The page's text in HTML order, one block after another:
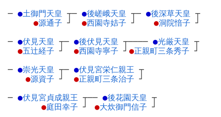
─ ●土御門天皇 ┬
●源通子 ┘
─ ●後嵯峨天皇 ┬
●西園寺姞子 ┘
─ ●後深草天皇 ┬
●洞院愔子 ┘
─ ●伏見天皇 ┬
●五辻経子 ┘
─ ●後伏見天皇 ┬
●西園寺寧子 ┘
──── ●光厳天皇 ┬
●正親町三条秀子 ┘
─ ●崇光天皇 ┬
●源資子 ┘
─ ●伏見宮栄仁親王 ┬
●正親町三条治子 ┘
─ ●伏見宮貞成親王 ┬
●庭田幸子 ┘
── ●後花園天皇 ┬
●大炊御門信子 ┘